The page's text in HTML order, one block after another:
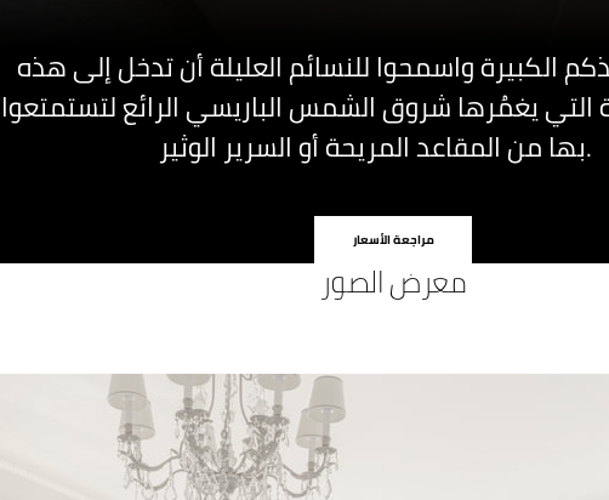
الكبيرة واسمحوا للنسائم العليلة أن تدخل إلى هذه
التي يغمُرها شروق الشمس الباريسي الرائع لتستمتعوا
بها من المقاعد المريحة أو السرير الوثير.
مراجعة الأسعار
معرض الصور